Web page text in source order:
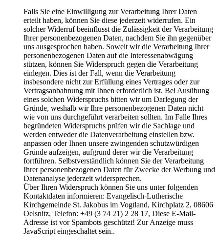
Falls Sie eine Einwilligung zur Verarbeitung Ihrer Daten
erteilt haben, können Sie diese jederzeit widerrufen. Ein
solcher Widerruf beeinflusst die Zulässigkeit der Verarbeitung
Ihrer personenbezogenen Daten, nachdem Sie ihn gegenüber
uns ausgesprochen haben. Soweit wir die Verarbeitung Ihrer
personenbezogenen Daten auf die Interessenabwägung
stützen, können Sie Widerspruch gegen die Verarbeitung
einlegen. Dies ist der Fall, wenn die Verarbeitung
insbesondere nicht zur Erfüllung eines Vertrages oder zur
Vertragsanbahnung mit Ihnen erforderlich ist. Bei Ausübung
eines solchen Widerspruchs bitten wir um Darlegung der
Gründe, weshalb wir Ihre personenbezogenen Daten nicht
wie von uns durchgeführt verarbeiten sollten. Im Falle Ihres
begründeten Widerspruchs prüfen wir die Sachlage und
werden entweder die Datenverarbeitung einstellen bzw.
anpassen oder Ihnen unsere zwingenden schutzwürdigen
Gründe aufzeigen, aufgrund derer wir die Verarbeitung
fortführen. Selbstverständlich können Sie der Verarbeitung
Ihrer personenbezogenen Daten für Zwecke der Werbung und
Datenanalyse jederzeit widersprechen.
Über Ihren Widerspruch können Sie uns unter folgenden
Kontaktdaten informieren: Evangelisch-Lutherische
Kirchgemeinde St. Jakobus im Vogtland, Kirchplatz 2, 08606
Oelsnitz, Telefon: +49 (3 74 21) 2 28 17, Diese E-Mail-
Adresse ist vor Spambots geschützt! Zur Anzeige muss
JavaScript eingeschaltet sein..